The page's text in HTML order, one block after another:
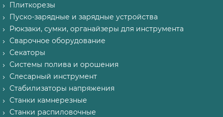
Плиткорезы
Пуско-зарядные и зарядные устройства
Рюкзаки, сумки, органайзеры для инструмента
Сварочное оборудование
Секаторы
Системы полива и орошения
Слесарный инструмент
Стабилизаторы напряжения
Станки камнерезные
Станки распиловочные